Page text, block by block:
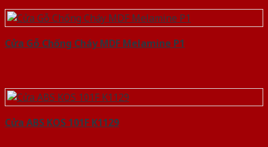
Cửa Gỗ Chống Cháy MDF Melamine P1
Cửa ABS KOS 101F K1129